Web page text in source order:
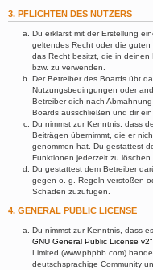
3. PFLICHTEN DES NUTZERS
Du erklärst mit der Erstellung
geltendes Recht oder die
das Recht besitzt, die in
bzw. zu verwenden.
Der Betreiber des Boards übt
Nutzungsbedingungen oder
Betreiber dich nach
Boards ausschließen und dir ein
Du nimmst zur Kenntnis, dass
Beiträgen übernimmt, die er
genommen hat. Du gestattest
Funktionen jederzeit zu löschen
Du gestattest dem Betreiber
gegen o. g. Regeln verstoßen
Schaden zuzufügen.
4. GENERAL PUBLIC LICENSE
Du nimmst zur Kenntnis, dass
GNU General Public License v2
Limited (www.phpbb.com)
deutschsprachige Community